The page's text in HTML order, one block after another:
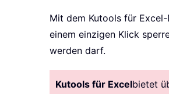
Mit dem Kutools für
einem einzigen Klick
werden darf.
Kutools für Excelbietet